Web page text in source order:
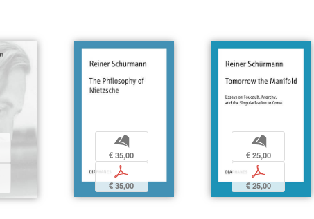
b
€ 35,00
p
€ 35,00
b
€ 25,00
p
€ 25,00